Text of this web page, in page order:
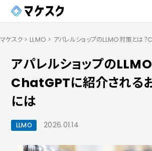
マケスク > LLMO > アパレルショップのLLMO対策とは
アパレルショップの
ChatGPTに紹介される
には
LLMO 2026.01.14